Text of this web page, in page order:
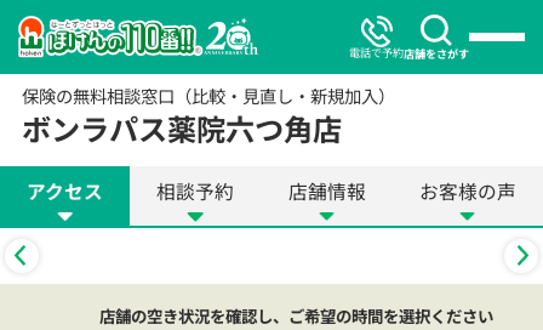
電話で予約店舗をさがす
保険の無料相談窓口（比較・見直し・新規加入）
ボンラパス薬院六つ角店
アクセス 相談予約 店舗情報 お客様の声
店舗の空き状況を確認し、ご希望の時間を選択ください